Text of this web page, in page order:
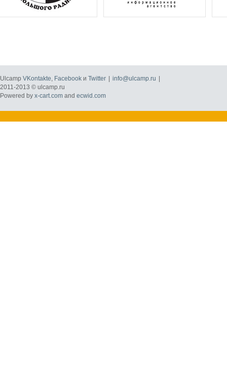
Ulcamp VKontakte, Facebook и Twitter info@ulcamp.ru
2011-2013 © ulcamp.ru
Powered by x-cart.com and ecwid.com